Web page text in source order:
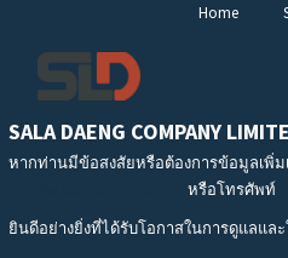
Home
SALA DAENG COMPANY
หากท่านมีข้อสงสัยหรือต้องการข้อมูลเพิ่
หรือโทรศัพท์
ยินดีอย่างยิ่งที่ได้รับโอกาสในการดูแลแล